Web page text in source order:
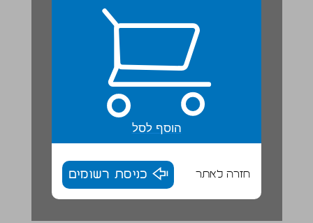
הוסף לסל
חזרה לאתר כניסת רשומים